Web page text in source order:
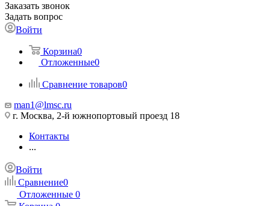
Заказать звонок
Задать вопрос
Войти
Корзина0
Отложенные0
Сравнение товаров0
man1@lmsc.ru
г. Москва, 2-й южнопортовый проезд 18
Контакты
...
Войти
Сравнение0
Отложенные 0